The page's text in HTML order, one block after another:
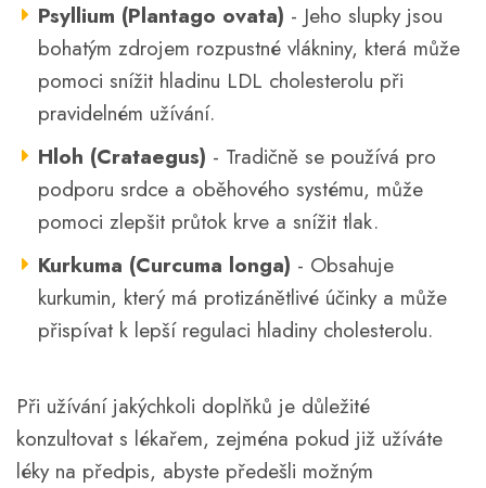
Psyllium (Plantago ovata) - Jeho slupky jsou
bohatým zdrojem rozpustné vlákniny, která může
pomoci snížit hladinu LDL cholesterolu při
pravidelném užívání.
Hloh (Crataegus) - Tradičně se používá pro
podporu srdce a oběhového systému, může
pomoci zlepšit průtok krve a snížit tlak.
Kurkuma (Curcuma longa) - Obsahuje
kurkumin, který má protizánětlivé účinky a může
přispívat k lepší regulaci hladiny cholesterolu.
Při užívání jakýchkoli doplňků je důležité
konzultovat s lékařem, zejména pokud již užíváte
léky na předpis, abyste předešli možným